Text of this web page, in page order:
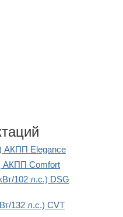
АКПП Elegance
АКПП Comfort
102 л.с.) DSG
132 л.с.) CVT